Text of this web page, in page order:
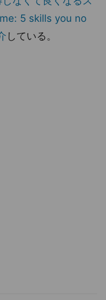
5 skills you no
している。